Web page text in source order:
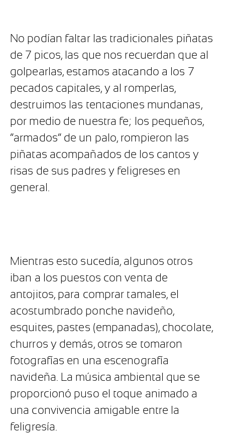
No podían faltar las tradicionales piñatas
de 7 picos, las que nos recuerdan que al
golpearlas, estamos atacando a los 7
pecados capitales, y al romperlas,
destruimos las tentaciones mundanas,
por medio de nuestra fe; los pequeños,
“armados” de un palo, rompieron las
piñatas acompañados de los cantos y
risas de sus padres y feligreses en
general.
Mientras esto sucedía, algunos otros
iban a los puestos con venta de
antojitos, para comprar tamales, el
acostumbrado ponche navideño,
esquites, pastes (empanadas), chocolate,
churros y demás, otros se tomaron
fotografías en una escenografía
navideña. La música ambiental que se
proporcionó puso el toque animado a
una convivencia amigable entre la
feligresía.